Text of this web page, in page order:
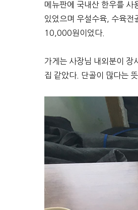
메뉴판에 국내산 한우를 사
있었으며 우설수육, 수육전
10,000원이었다.
가게는 사장님 내외분이 장
집 같았다. 단골이 많다는